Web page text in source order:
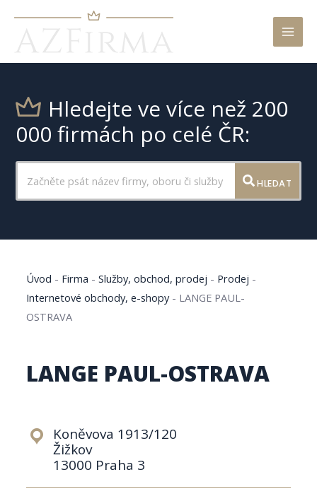
Hledejte ve více než 200
000 firmách po celé ČR:
HLEDAT
Úvod - Firma -Služby, obchod, prodej - Prodej -
Internetové obchody, e-shopy- LANGE PAUL-
OSTRAVA
LANGE PAUL-OSTRAVA
Koněvova 1913/120
Žižkov
13000 Praha 3